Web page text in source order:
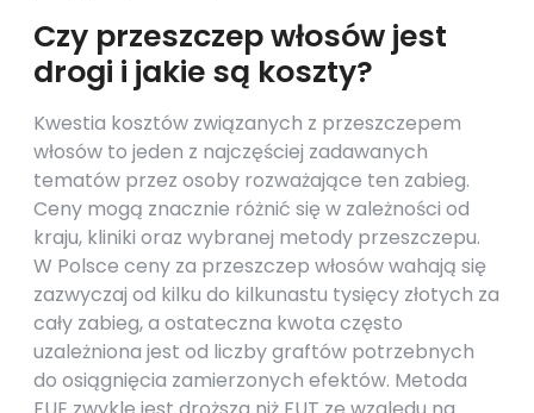
Czy przeszczep włosów jest
drogi i jakie są koszty?
Kwestia kosztów związanych z przeszczepem
włosów to jeden z najczęściej zadawanych
tematów przez osoby rozważające ten zabieg.
Ceny mogą znacznie różnić się w zależności od
kraju, kliniki oraz wybranej metody przeszczepu.
W Polsce ceny za przeszczep włosów wahają się
zazwyczaj od kilku do kilkunastu tysięcy złotych za
cały zabieg, a ostateczna kwota często
uzależniona jest od liczby graftów potrzebnych
do osiągnięcia zamierzonych efektów. Metoda